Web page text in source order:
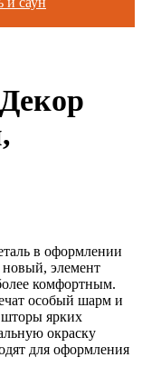
в оформлении
новый, элемент
комфортным.
особый шарм и
ярких
окраску
для оформления